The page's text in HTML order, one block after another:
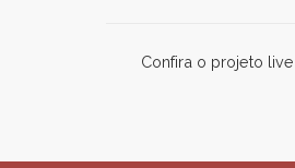
Confira o projeto live